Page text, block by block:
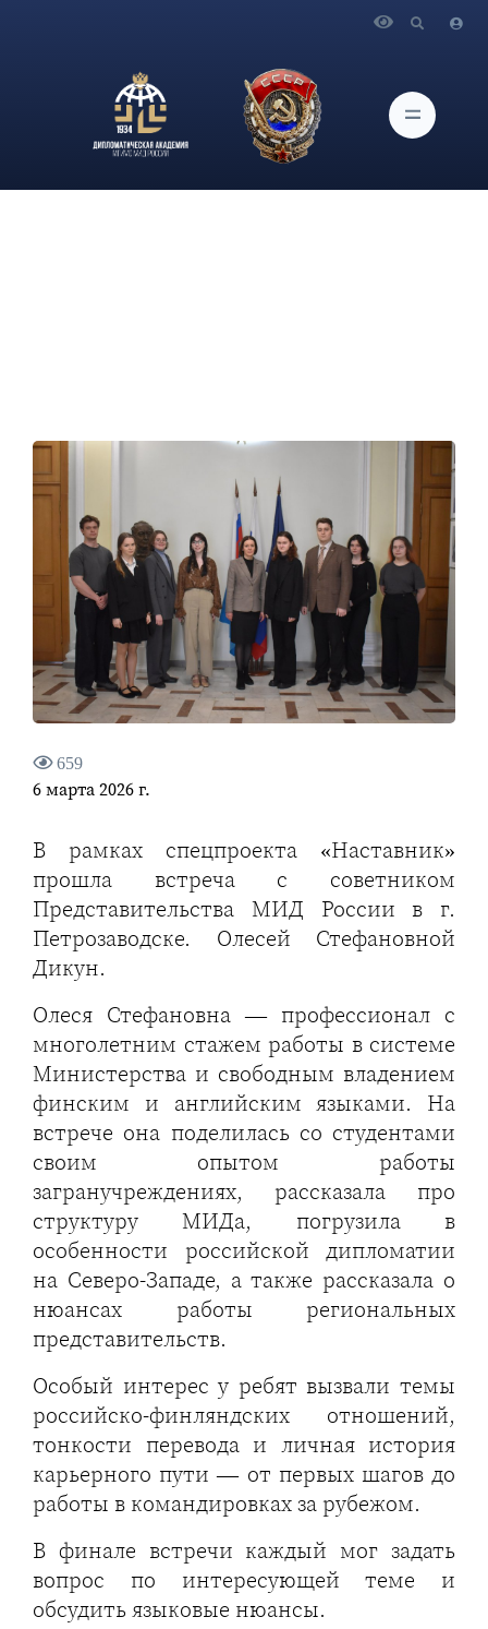
советником Представительства МИД России в г.
Петрозаводске Олесей Стефановной Дикун
659
6 марта 2026 г.
В рамках спецпроекта «Наставник»
прошла встреча с советником
Представительства МИД России в г.
Петрозаводске. Олесей Стефановной
Дикун.
Олеся Стефановна — профессионал с
многолетним стажем работы в системе
Министерства и свободным владением
финским и английским языками. На
встрече она поделилась со студентами
своим опытом работы
загранучреждениях, рассказала про
структуру МИДа, погрузила в
особенности российской дипломатии
на Северо-Западе, а также рассказала о
нюансах работы региональных
представительств.
Особый интерес у ребят вызвали темы
российско-финляндских отношений,
тонкости перевода и личная история
карьерного пути — от первых шагов до
работы в командировках за рубежом.
В финале встречи каждый мог задать
вопрос по интересующей теме и
обсудить языковые нюансы.